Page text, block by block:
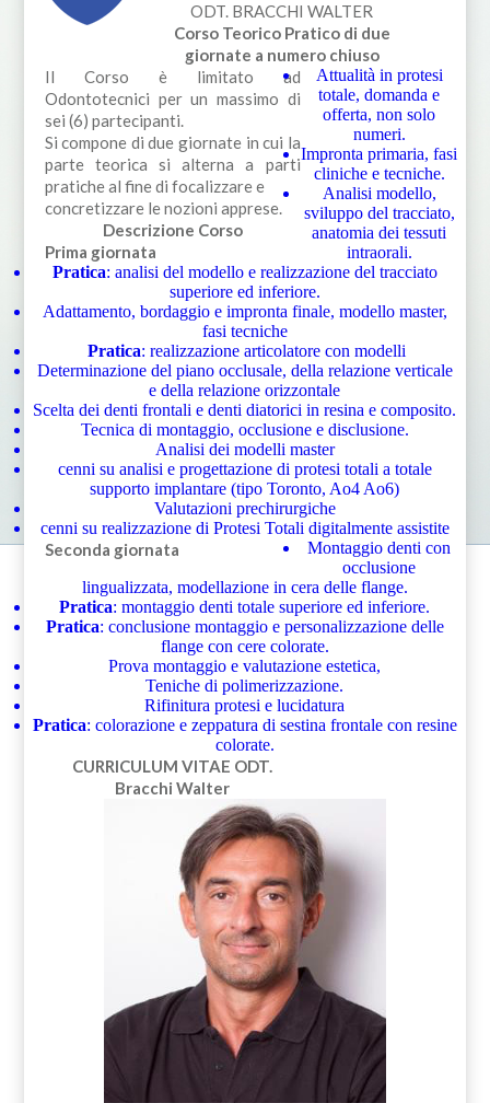
ODT. BRACCHI WALTER
Corso Teorico Pratico di due
giornate a numero chiuso
Il Corso è limitato ad
Odontotecnici per un massimo di
sei (6) partecipanti.
Si compone di due giornate in cui la
parte teorica si alterna a parti
pratiche al fine di focalizzare e
concretizzare le nozioni apprese.
Descrizione Corso
Prima giornata
Attualità in protesi
totale, domanda e
offerta, non solo
numeri.
Impronta primaria, fasi
cliniche e tecniche.
Analisi modello,
sviluppo del tracciato,
anatomia dei tessuti
intraorali.
Pratica: analisi del modello e realizzazione del tracciato
superiore ed inferiore.
Adattamento, bordaggio e impronta finale, modello master,
fasi tecniche
Pratica: realizzazione articolatore con modelli
Determinazione del piano occlusale, della relazione verticale
e della relazione orizzontale
Scelta dei denti frontali e denti diatorici in resina e composito.
Tecnica di montaggio, occlusione e disclusione.
Analisi dei modelli master
cenni su analisi e progettazione di protesi totali a totale
supporto implantare (tipo Toronto, Ao4 Ao6)
Valutazioni prechirurgiche
cenni su realizzazione di Protesi Totali digitalmente assistite
Seconda giornata
Montaggio denti con
occlusione
lingualizzata, modellazione in cera delle flange.
Pratica: montaggio denti totale superiore ed inferiore.
Pratica: conclusione montaggio e personalizzazione delle
flange con cere colorate.
Prova montaggio e valutazione estetica,
Teniche di polimerizzazione.
Rifinitura protesi e lucidatura
Pratica: colorazione e zeppatura di sestina frontale con resine
colorate.
CURRICULUM VITAE ODT.
Bracchi Walter